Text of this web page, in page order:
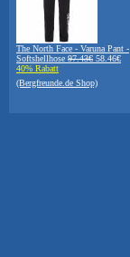
The North Face - Varuna Pant -
Softshellhose 97.43€ 58.46€
40% Rabatt
(Bergfreunde.de Shop)